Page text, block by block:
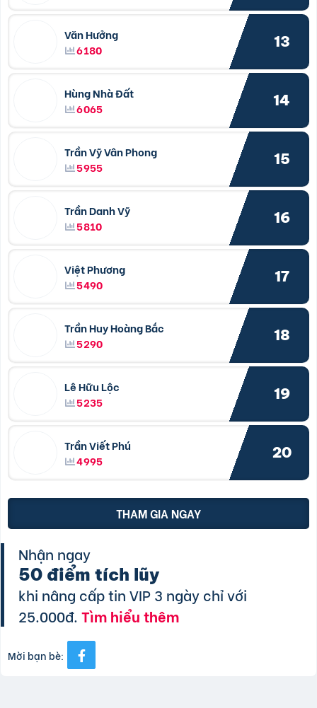
Văn Hưởng
6180
13
Hùng Nhà Đất
6065
14
Trần Vỹ Vân Phong
5955
15
Trần Danh Vỹ
5810
16
Việt Phương
5490
17
Trần Huy Hoàng Bắc
5290
18
Lê Hữu Lộc
5235
19
Trần Viết Phú
4995
20
THAM GIA NGAY
Nhận ngay
50 điểm tích lũy
khi nâng cấp tin VIP 3 ngày chỉ với
25.000đ.Tìm hiểu thêm
Mời bạn bè: